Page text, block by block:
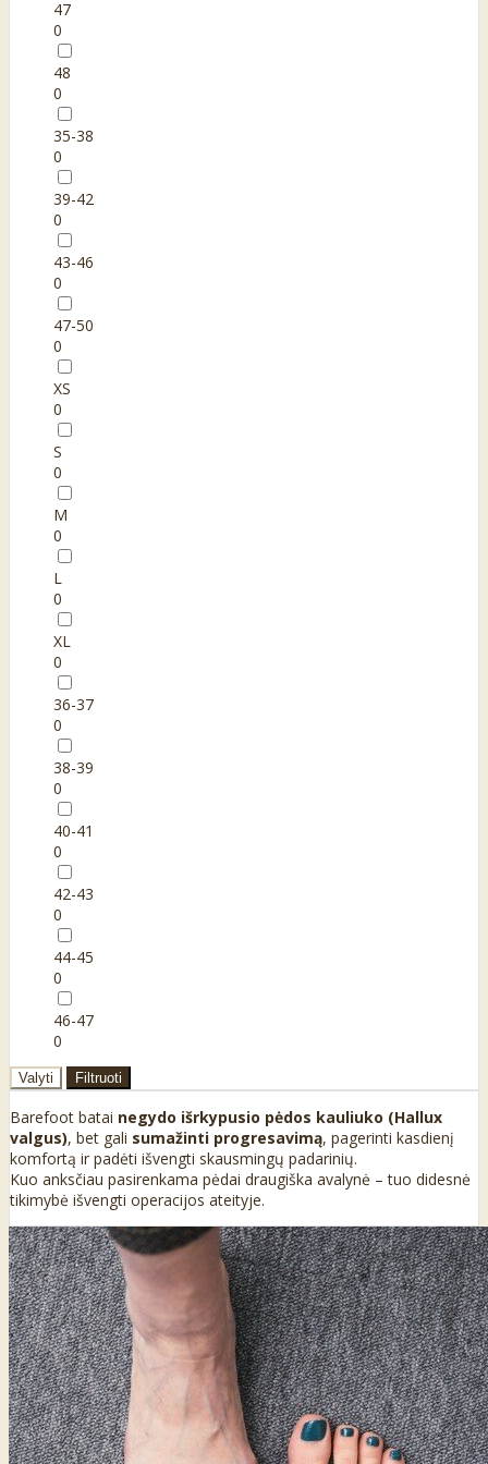
47
0
48
0
35-38
0
39-42
0
43-46
0
47-50
0
XS
0
S
0
M
0
L
0
XL
0
36-37
0
38-39
0
40-41
0
42-43
0
44-45
0
46-47
0
Valyti Filtruoti
Barefoot batai negydo išrkypusio pėdos kauliuko (Hallux
valgus), bet gali sumažinti progresavimą, pagerinti kasdienį
komfortą ir padėti išvengti skausmingų padarinių.
Kuo anksčiau pasirenkama pėdai draugiška avalynė – tuo didesnė
tikimybė išvengti operacijos ateityje.